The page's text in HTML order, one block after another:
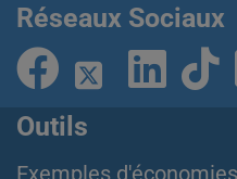
Réseaux Sociaux
Outils
Exemples